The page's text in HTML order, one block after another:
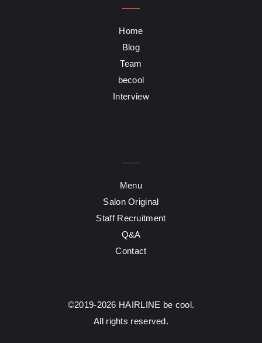
Home
Blog
Team
becool
Interview
Menu
Salon Original
Staff Recruitment
Q&A
Contact
©2019-2026 HAIRLINE be cool.
All rights reserved.